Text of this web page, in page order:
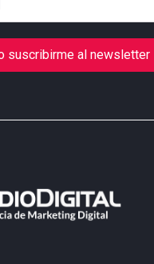
suscribirme al newsletter